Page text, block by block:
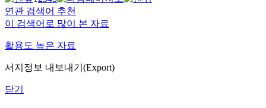
연관 검색어 추천
이 검색어로 많이 본 자료
활용도 높은 자료
서지정보 내보내기(Export)
닫기